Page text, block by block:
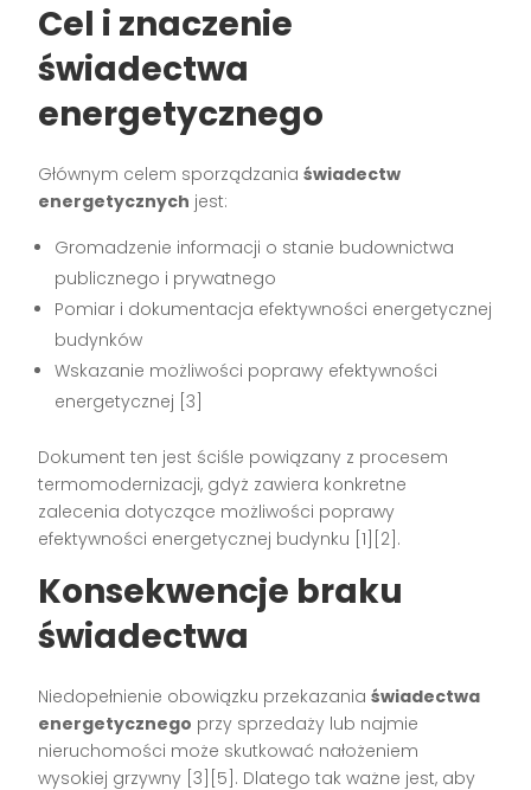
Cel i znaczenie
świadectwa
energetycznego
Głównym celem sporządzaniaświadectw
energetycznych jest:
Gromadzenie informacji o stanie budownictwa
publicznego i prywatnego
Pomiar i dokumentacja efektywności energetycznej
budynków
Wskazanie możliwości poprawy efektywności
energetycznej [3]
Dokument ten jest ściśle powiązany z procesem
termomodernizacji, gdyż zawiera konkretne
zalecenia dotyczące możliwości poprawy
efektywności energetycznej budynku [1][2].
Konsekwencje braku
świadectwa
Niedopełnienie obowiązku przekazaniaświadectwa
energetycznego przy sprzedaży lub najmie
nieruchomości może skutkować nałożeniem
wysokiej grzywny [3][5]. Dlatego tak ważne jest, aby